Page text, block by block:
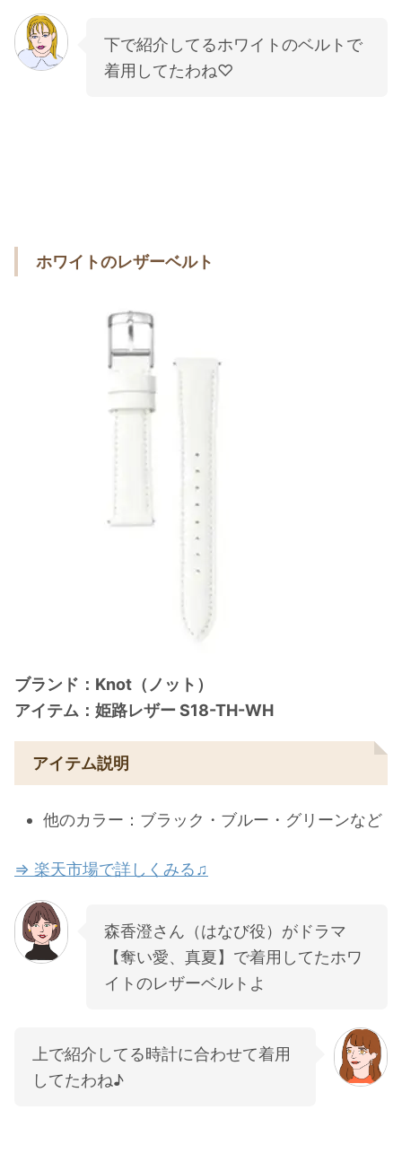
下で紹介してるホワイトのベルトで
着用してたわね♡
ホワイトのレザーベルト
ブランド：Knot（ノット）
アイテム：姫路レザー S18-TH-WH
アイテム説明
他のカラー：ブラック・ブルー・グリーンなど
⇒ 楽天市場で詳しくみる♫
森香澄さん（はなび役）がドラマ
【奪い愛、真夏】で着用してたホワ
イトのレザーベルトよ
上で紹介してる時計に合わせて着用
してたわね♪